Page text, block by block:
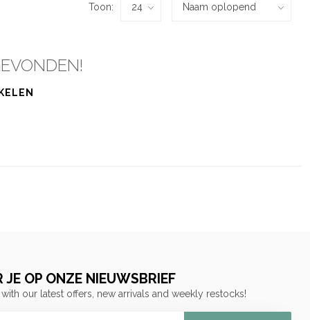
Toon:
JE OP ONZE NIEUWSBRIEF
our latest offers, new arrivals and weekly restocks!